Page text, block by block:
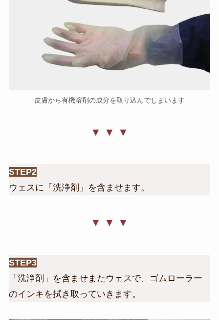
皮膚から有機溶剤の成分を取り込んでしまいます
▼ ▼ ▼
STEP2
ウェスに「洗浄剤」を含ませます。
▼ ▼ ▼
STEP3
「洗浄剤」を含ませまたウェスで、ゴムローラー
のインキを拭き取っていきます。